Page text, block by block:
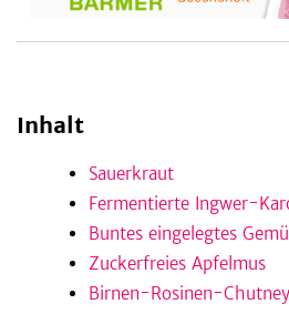
Inhalt
Sauerkraut
Fermentierte Ingwer-
Buntes eingelegtes
Zuckerfreies Apfelmus
Birnen-Rosinen-Chutney